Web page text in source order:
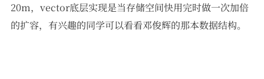
20m，vector底层实现是当存储空间快用完时做一次加倍
的扩容，有兴趣的同学可以看看邓俊辉的那本数据结构。